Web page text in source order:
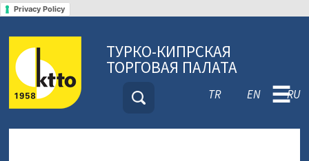
Privacy Policy
ТУРКО-КИПРСКАЯ
ТОРГОВАЯ ПАЛАТА
TR EN RU
☰